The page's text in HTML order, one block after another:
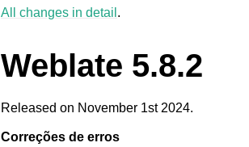
All changes in detail .
Weblate 5.8.2
Released on November 1st 2024.
Correções de erros